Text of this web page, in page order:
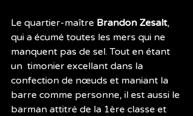
Le quartier-maître Brandon Zesalt,
qui a écumé toutes les mers qui ne
manquent pas de sel. Tout en étant
un  timonier excellant dans la
confection de nœuds et maniant la
barre comme personne, il est aussi le
barman attitré de la 1ère classe et